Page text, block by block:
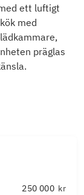
ett luftigt
med
präglas
kr